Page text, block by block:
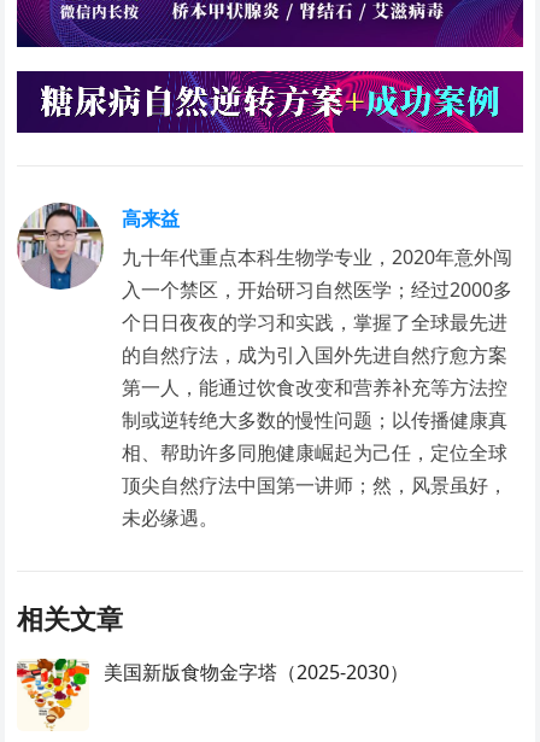
高来益
九十年代重点本科生物学专业，2020年意外闯
入一个禁区，开始研习自然医学；经过2000多
个日日夜夜的学习和实践，掌握了全球最先进
的自然疗法，成为引入国外先进自然疗愈方案
第一人，能通过饮食改变和营养补充等方法控
制或逆转绝大多数的慢性问题；以传播健康真
相、帮助许多同胞健康崛起为己任，定位全球
顶尖自然疗法中国第一讲师；然，风景虽好，
未必缘遇。
相关文章
美国新版食物金字塔（2025-2030）